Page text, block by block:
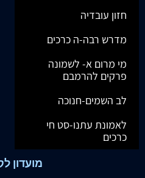
חזון עובדיה
מדרש רבה-ה כרכים
מי מרום א- לשמונה
פרקים להרמבם
לב השמים-חנוכה
לאמונת עתנו-סט חי
כרכים
מועדון